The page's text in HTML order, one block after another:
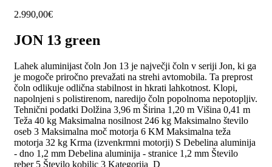
2.990,00€
JON 13 green
Lahek aluminijast čoln Jon 13 je največji čoln v seriji Jon, ki ga
je mogoče priročno prevažati na strehi avtomobila. Ta preprost
čoln odlikuje odlična stabilnost in hkrati lahkotnost. Klopi,
napolnjeni s polistirenom, naredijo čoln popolnoma nepotopljiv.
Tehnični podatki Dolžina 3,96 m Širina 1,20 m Višina 0,41 m
Teža 40 kg Maksimalna nosilnost 246 kg Maksimalno število
oseb 3 Maksimalna moč motorja 6 KM Maksimalna teža
motorja 32 kg Krma (izvenkrmni motorji) S Debelina aluminija
- dno 1,2 mm Debelina aluminija - stranice 1,2 mm Število
reber 5 Število kobilic 3 Kategorija D